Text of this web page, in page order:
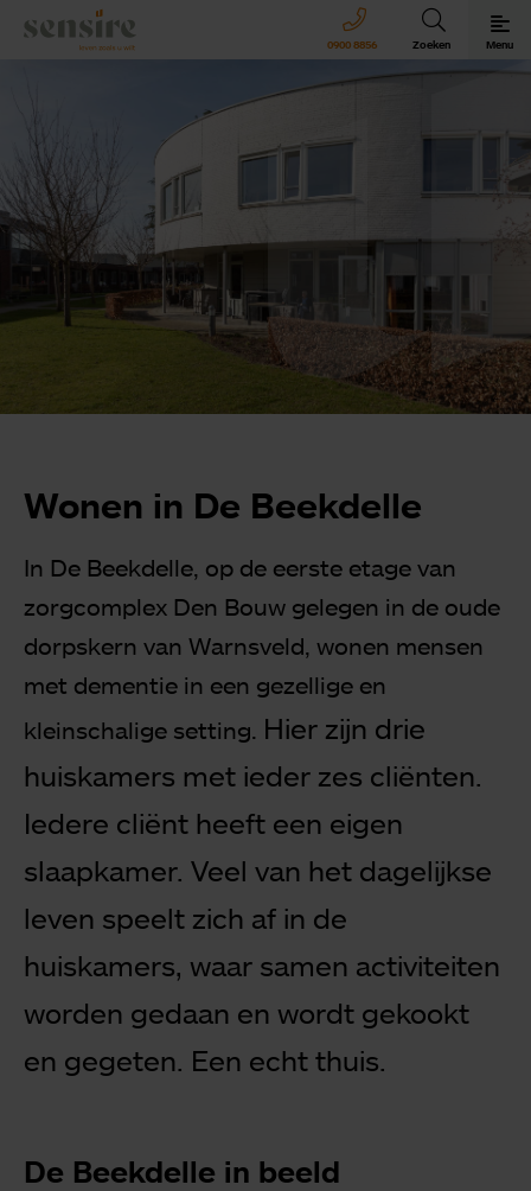
Sensire logo
0900 8856 Zoeken Menu
Revalideren met Sensire
Wonen en zorg met Sensire
Meer over Sensire
Wonen in De Beekdelle
In De Beekdelle, op de eerste etage van
zorgcomplex Den Bouw gelegen in de oude
dorpskern van Warnsveld, wonen mensen
met dementie in een gezellige en
kleinschalige setting. Hier zijn drie
huiskamers met ieder zes cliënten.
Iedere cliënt heeft een eigen
slaapkamer. Veel van het dagelijkse
leven speelt zich af in de
huiskamers, waar samen activiteiten
worden gedaan en wordt gekookt
en gegeten. Een echt thuis.
De Beekdelle in beeld